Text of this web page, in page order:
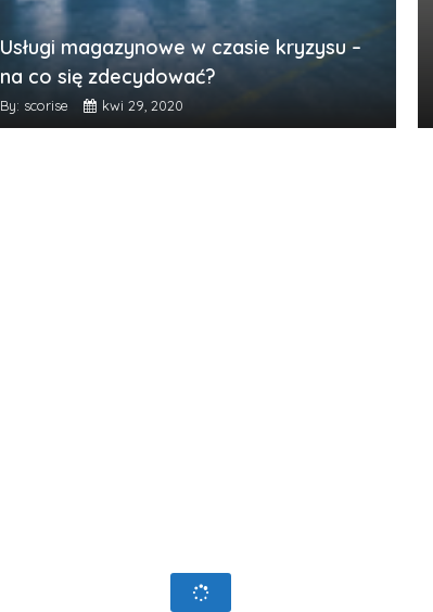
Usługi magazynowe w czasie kryzysu –
na co się zdecydować?
By: scorise kwi 29, 2020